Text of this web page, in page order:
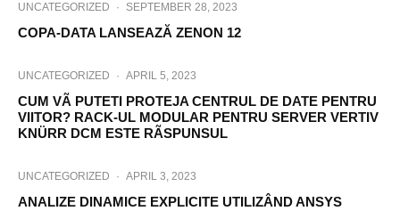
UNCATEGORIZED · SEPTEMBER 28, 2023
COPA-DATA LANSEAZĂ ZENON 12
UNCATEGORIZED · APRIL 5, 2023
CUM VÃ PUTETI PROTEJA CENTRUL DE DATE PENTRU
VIITOR? RACK-UL MODULAR PENTRU SERVER VERTIV
KNÜRR DCM ESTE RÃSPUNSUL
UNCATEGORIZED · APRIL 3, 2023
ANALIZE DINAMICE EXPLICITE UTILIZÂND ANSYS